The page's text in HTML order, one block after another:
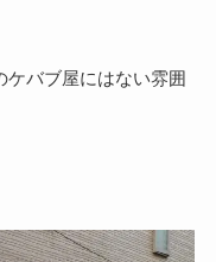
ケバブ屋にはない雰囲